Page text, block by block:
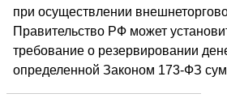
при осуществлении
Правительство РФ может
требование о резервировании
определенной Законом 173-ФЗ